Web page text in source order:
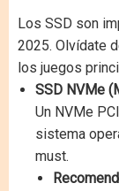
Los SSD son
2025. Olvídate
los juegos
SSD NVMe
Un NVMe
sistema
must.